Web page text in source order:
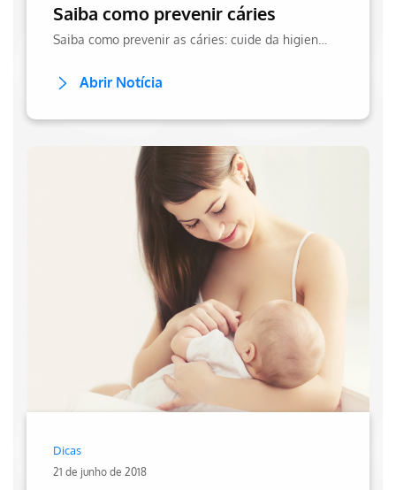
Saiba como prevenir cáries
Abrir Notícia
Dicas
21 de junho de 2018